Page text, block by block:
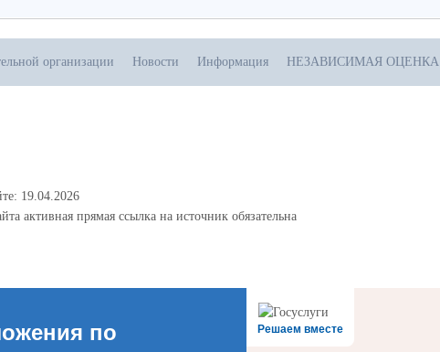
организации Новости Информация НЕЗАВИСИМАЯ ОЦЕНКА
19.04.2026
активная прямая ссылка на источник обязательна
Решаем вместе
по